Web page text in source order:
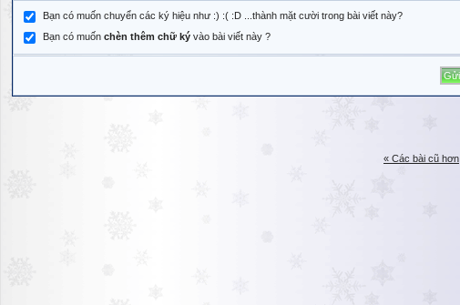
Bạn có muốn chuyển các ký hiệu như :) :( :D ...thành mặt cười trong bài viết này?
Bạn có muốn chèn thêm chữ ký vào bài viết này ?
« Các bài cũ hơn